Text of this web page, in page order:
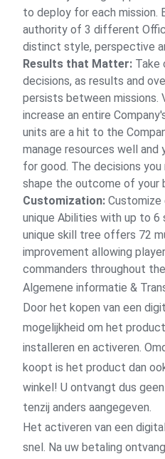
to deploy for each mission.
authority of 3 different
distinct style, perspective
Results that Matter: Take
decisions, as results and
persists between missions.
increase an entire
units are a hit to the
manage resources well and
for good. The decisions
shape the outcome of your
Customization: Customize
unique Abilities with up to
unique skill tree offers 72
improvement allowing
commanders throughout
Algemene informatie &
Door het kopen van een
mogelijkheid om het
installeren en activeren.
koopt is het product dan
winkel! U ontvangt dus
tenzij anders aangegeven.
Het activeren van een
snel. Na uw betaling